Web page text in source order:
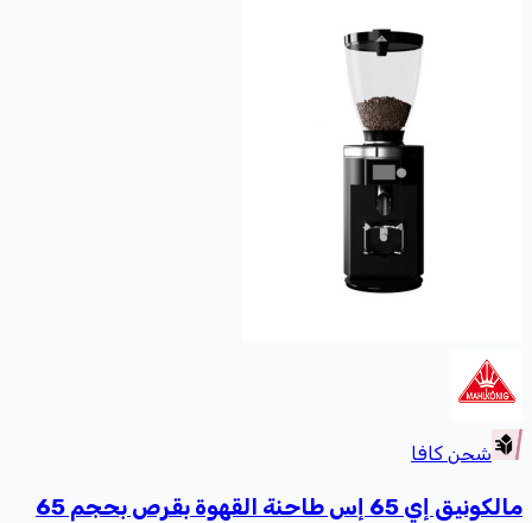
شحن كافا
مالكونيق إي 65 إس طاحنة القهوة بقرص بحجم 65